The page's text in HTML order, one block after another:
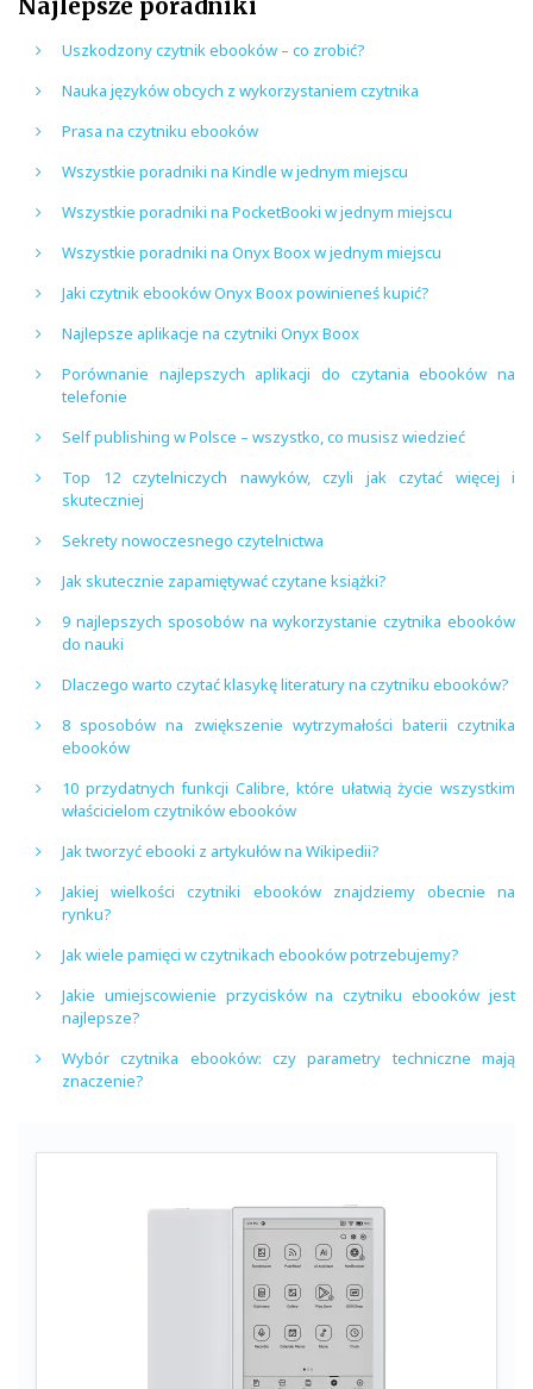
Najlepsze poradniki
Uszkodzony czytnik ebooków – co zrobić?
Nauka języków obcych z wykorzystaniem czytnika
Prasa na czytniku ebooków
Wszystkie poradniki na Kindle w jednym miejscu
Wszystkie poradniki na PocketBooki w jednym miejscu
Wszystkie poradniki na Onyx Boox w jednym miejscu
Jaki czytnik ebooków Onyx Boox powinieneś kupić?
Najlepsze aplikacje na czytniki Onyx Boox
Porównanie najlepszych aplikacji do czytania ebooków na
telefonie
Self publishing w Polsce – wszystko, co musisz wiedzieć
Top 12 czytelniczych nawyków, czyli jak czytać więcej i
skuteczniej
Sekrety nowoczesnego czytelnictwa
Jak skutecznie zapamiętywać czytane książki?
9 najlepszych sposobów na wykorzystanie czytnika ebooków
do nauki
Dlaczego warto czytać klasykę literatury na czytniku ebooków?
8 sposobów na zwiększenie wytrzymałości baterii czytnika
ebooków
10 przydatnych funkcji Calibre, które ułatwią życie wszystkim
właścicielom czytników ebooków
Jak tworzyć ebooki z artykułów na Wikipedii?
Jakiej wielkości czytniki ebooków znajdziemy obecnie na
rynku?
Jak wiele pamięci w czytnikach ebooków potrzebujemy?
Jakie umiejscowienie przycisków na czytniku ebooków jest
najlepsze?
Wybór czytnika ebooków: czy parametry techniczne mają
znaczenie?